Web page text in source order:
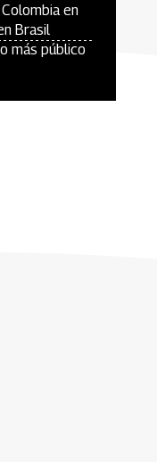
en
Brasil
más público